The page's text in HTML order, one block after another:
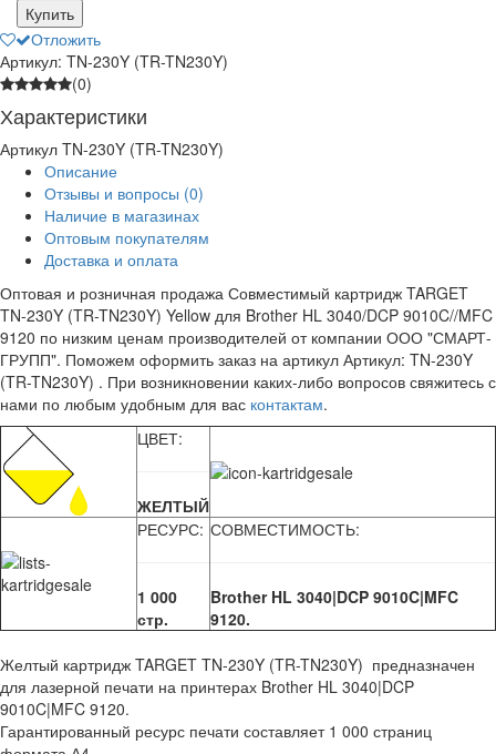
Купить
Отложить
Артикул: TN-230Y (TR-TN230Y)
(0)
Характеристики
Артикул TN-230Y (TR-TN230Y)
Описание
Отзывы и вопросы (0)
Наличие в магазинах
Оптовым покупателям
Доставка и оплата
Оптовая и розничная продажа Совместимый картридж TARGET
TN-230Y (TR-TN230Y) Yellow для Brother HL 3040/DCP 9010C//MFC
9120 по низким ценам производителей от компании ООО "СМАРТ-
ГРУПП". Поможем оформить заказ на артикул Артикул: TN-230Y
(TR-TN230Y) . При возникновении каких-либо вопросов свяжитесь с
нами по любым удобным для вас контактам.
ЦВЕТ:
ЖЕЛТЫЙ
РЕСУРС:
1 000
стр.
СОВМЕСТИМОСТЬ:
Brother HL 3040|DCP 9010C|MFC
9120.
Желтый картридж TARGET TN-230Y (TR-TN230Y) предназначен
для лазерной печати на принтерах Brother HL 3040|DCP
9010C|MFC 9120.
Гарантированный ресурс печати составляет 1 000 страниц